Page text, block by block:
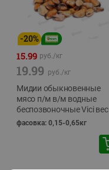
-20%
15.99 руб./кг
19.99 руб./кг
Мидии обыкновенные
мясо п/м в/м водные
беспозвоночные Vici вес
фасовка: 0,15-0,65кг